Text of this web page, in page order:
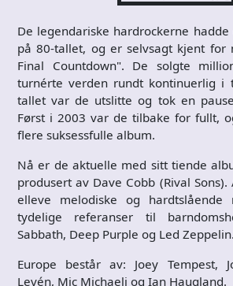
De legendariske hardrockerne hadde
på 80-tallet, og er selvsagt kjent for
Final Countdown". De solgte
turnérte verden rundt kontinuerlig i
tallet var de utslitte og tok en
Først i 2003 var de tilbake for fullt,
flere suksessfulle album.
Nå er de aktuelle med sitt tiende
produsert av Dave Cobb (Rival
elleve melodiske og
tydelige referanser til
Sabbath, Deep Purple og Led Zeppelin.
Europe består av: Joey Tempest,
Levén, Mic Michaeli og Ian Haugland.